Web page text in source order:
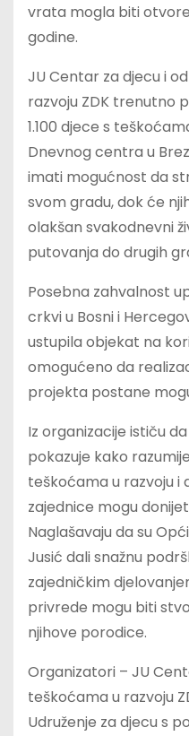
vrata mogla biti
godine.
JU Centar za djecu i
razvoju ZDK trenutno
1.100 djece s
Dnevnog centra u
imati mogućnost da
svom gradu, dok će
olakšan svakodnevni
putovanja do drugih
Posebna zahvalnost
crkvi u Bosni i
ustupila objekat na
omogućeno da
projekta postane
Iz organizacije ističu
pokazuje kako
teškoćama u razvoju i
zajednice mogu
Naglašavaju da su
Jusić dali snažnu
zajedničkim
privrede mogu biti
njihove porodice.
Organizatori – JU
teškoćama u razvoju
Udruženje za djecu s